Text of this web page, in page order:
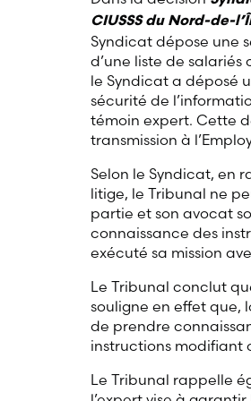
CIUSSS du Nord-de-
Syndicat dépose une
d’une liste de
le Syndicat a déposé
sécurité de
témoin expert. Cette
transmission à
Selon le Syndicat, en
litige, le Tribunal ne
partie et son avocat
connaissance des
exécuté sa mission
Le Tribunal conclut
souligne en effet que,
de prendre
instructions modifiant
Le Tribunal rappelle